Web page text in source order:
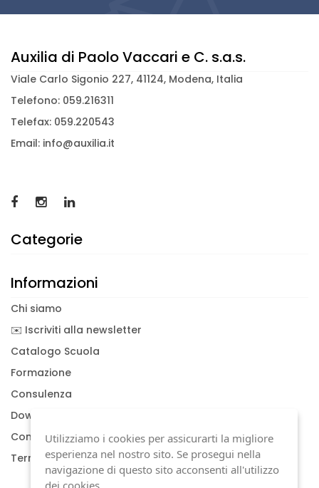
Auxilia di Paolo Vaccari e C. s.a.s.
Viale Carlo Sigonio 227, 41124, Modena, Italia
Telefono: 059.216311
Telefax: 059.220543
Email: info@auxilia.it
Categorie
Informazioni
Chi siamo
✉️ Iscriviti alla newsletter
Catalogo Scuola
Formazione
Consulenza
Download documenti
Condizioni generali
Termini di garanzia
Utilizziamo i cookies per assicurarti la migliore
esperienza nel nostro sito. Se prosegui nella
navigazione di questo sito acconsenti all'utilizzo
dei cookies.